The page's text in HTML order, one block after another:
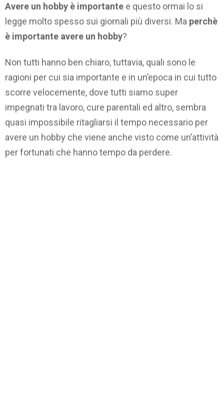
Avere un hobby è importante e questo ormai lo si
legge molto spesso sui giornali più diversi. Ma perchè
è importante avere un hobby?
Non tutti hanno ben chiaro, tuttavia, quali sono le
ragioni per cui sia importante e in un’epoca in cui tutto
scorre velocemente, dove tutti siamo super
impegnati tra lavoro, cure parentali ed altro, sembra
quasi impossibile ritagliarsi il tempo necessario per
avere un hobby che viene anche visto come un’attività
per fortunati che hanno tempo da perdere.